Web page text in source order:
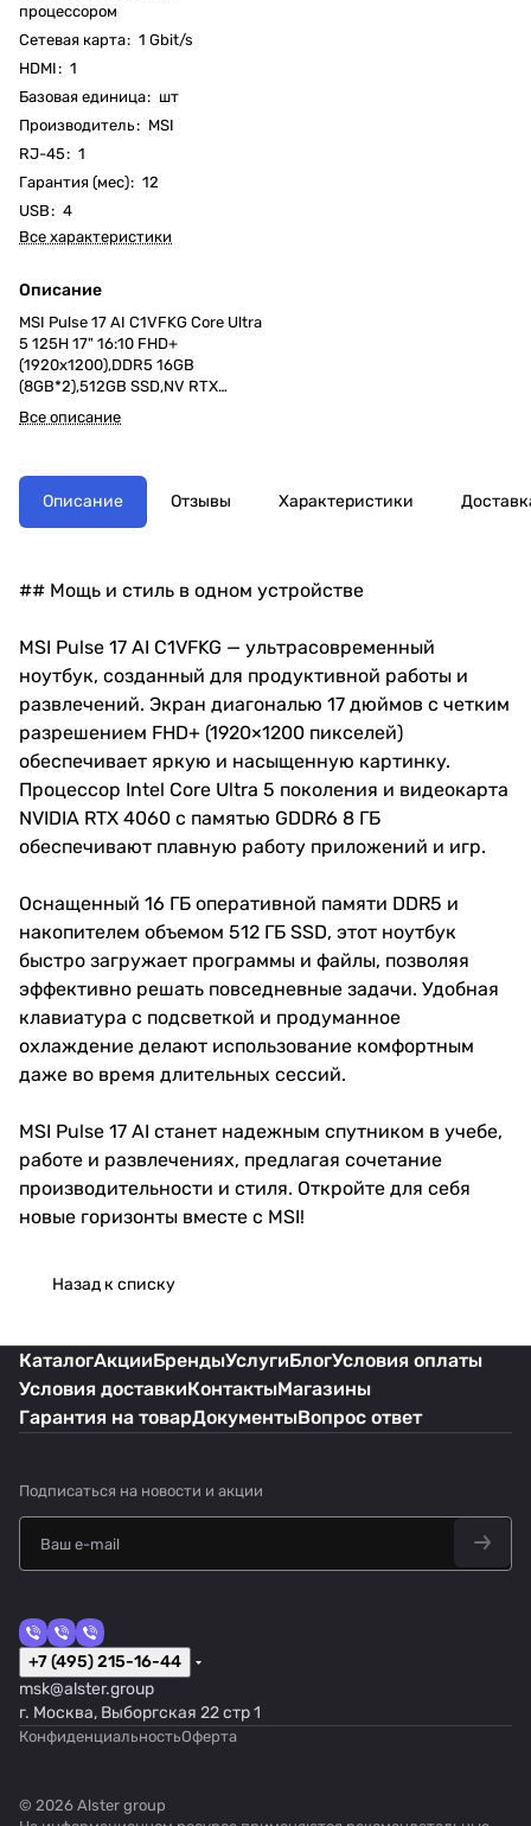
процессором
Cетевая карта: 1 Gbit/s
HDMI: 1
Базовая единица: шт
Производитель: MSI
RJ-45: 1
Гарантия (мес): 12
USB: 4
Все характеристики
Описание
MSI Pulse 17 AI C1VFKG Core Ultra
5 125H 17" 16:10 FHD+
(1920x1200),DDR5 16GB
(8GB*2),512GB SSD,NV RTX
4060,GDDR6
8GB,backlight,Black,90Whr,2.8kg,
Все описание
Описание Отзывы Характеристики
## Мощь и стиль в одном устройстве
MSI Pulse 17 AI C1VFKG — ультрасовременный
ноутбук, созданный для продуктивной работы и
развлечений. Экран диагональю 17 дюймов с четким
разрешением FHD+ (1920×1200 пикселей)
обеспечивает яркую и насыщенную картинку.
Процессор Intel Core Ultra 5 поколения и видеокарта
NVIDIA RTX 4060 с памятью GDDR6 8 ГБ
обеспечивают плавную работу приложений и игр.
Оснащенный 16 ГБ оперативной памяти DDR5 и
накопителем объемом 512 ГБ SSD, этот ноутбук
быстро загружает программы и файлы, позволяя
эффективно решать повседневные задачи. Удобная
клавиатура с подсветкой и продуманное
охлаждение делают использование комфортным
даже во время длительных сессий.
MSI Pulse 17 AI станет надежным спутником в учебе,
работе и развлечениях, предлагая сочетание
производительности и стиля. Откройте для себя
новые горизонты вместе с MSI!
Назад к списку
КаталогАкцииБрендыУслугиБлогУсловия оплаты
Условия доставкиКонтактыМагазины
Гарантия на товарДокументыВопрос ответ
Подписаться на новости и акции
+7 (495) 215-16-44
msk@alster.group
г. Москва, Выборгская 22 стр 1
КонфиденциальностьОферта
© 2026 Alster group